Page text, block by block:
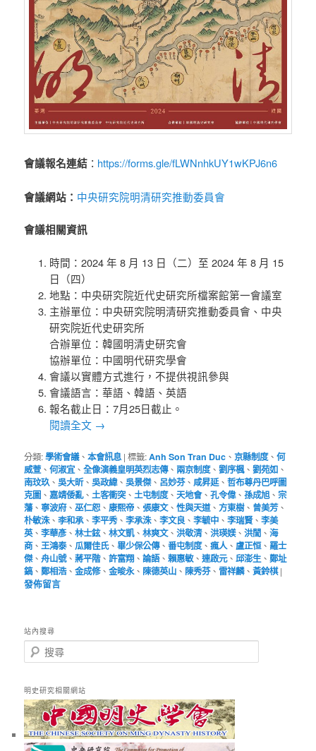
會議報名連結 ： https://forms.gle/fLWNnhkUY1wKPJ6n6
會議網站： 中央研究院明清研究推動委員會
會議相關資訊
時間：2024 年 8 月 13 日（二）至 2024 年 8 月 15
日（四）
地點：中央研究院近代史研究所檔案館第一會議室
主辦單位：中央研究院明清研究推動委員會、中央
研究院近代史研究所
合辦單位：韓國明清史研究會
協辦單位：中國明代研究學會
會議以實體方式進行，不提供視訊參與
會議語言：華語、韓語、英語
報名截止日：7月25日截止。
閱讀全文 →
分類:學術會議、本會訊息 |標籤:Anh Son Tran Duc 、京縣制度、何
威萱、何淑宜 、全像演義皇明英烈志傳、兩京制度、劉序楓、劉苑如 、
南玟玖 、吳大昕、吳政緯、吳景傑、 呂妙芬、 咸昇延、哲布尊丹巴呼圖
克圖 、嘉靖倭亂、土客衝突、土屯制度、天地會、孔令偉、孫成旭、宗
藩、寧波府、巫仁恕 、 康熙帝 、張康文、性與天道、方東樹、 曾美芳、
朴敏洙、李和承、李平秀、李承洙、李文良 、李毓中 、李瑞賢、李美
英、李華彥、林士鉉、林文凱、林爽文、洪敬清、洪瑛媄、洪誾 、海
商、王鴻泰、 瓜爾佳氏、畢少保公傳、番屯制度、瘋人 、 盧正恒、羅士
傑、舟山號、蔣平階、許富翔 、論語、賴惠敏、連啟元、邱澎生 、鄭址
鎬、鄭相浩、金成修、金晙永、 陳德英山 、 陳秀芬、 雷祥麟、黃鈴棋 |
發佈留言
站內搜尋
搜
尋
明史研究相關網站